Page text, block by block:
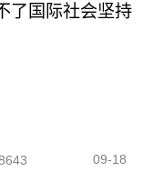
了国际社会坚持
09-18